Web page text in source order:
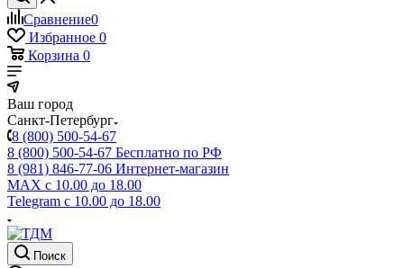
Сравнение0
Избранное 0
Корзина 0
Ваш город
Санкт-Петербург
8 (800) 500-54-67
8 (800) 500-54-67 Бесплатно по РФ
8 (981) 846-77-06 Интернет-магазин
MAX с 10.00 до 18.00
Telegram с 10.00 до 18.00
Поиск